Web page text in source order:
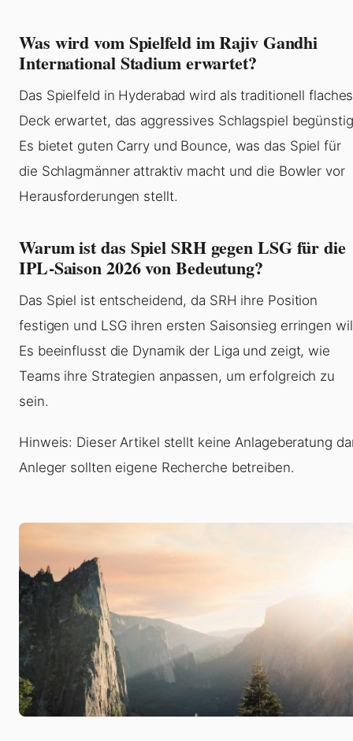
Was wird vom Spielfeld im Rajiv Gandhi
International Stadium erwartet?
Das Spielfeld in Hyderabad wird als traditionell flaches
Deck erwartet, das aggressives Schlagspiel
Es bietet guten Carry und Bounce, was das Spiel für
die Schlagmänner attraktiv macht und die Bowler vor
Herausforderungen stellt.
Warum ist das Spiel SRH gegen LSG für die
IPL-Saison 2026 von Bedeutung?
Das Spiel ist entscheidend, da SRH ihre Position
festigen und LSG ihren ersten Saisonsieg erringen
Es beeinflusst die Dynamik der Liga und zeigt, wie
Teams ihre Strategien anpassen, um erfolgreich zu
sein.
Hinweis: Dieser Artikel stellt keine Anlageberatung
Anleger sollten eigene Recherche betreiben.